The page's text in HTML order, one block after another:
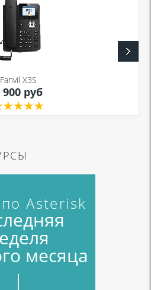
Fanvil X3S
900 руб
Asterisk
месяца